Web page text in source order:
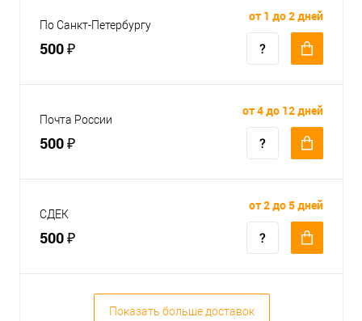
По Санкт-Петербургу
500 ₽
от 1 до 2 дней
Почта России
500 ₽
от 4 до 12 дней
СДЕК
500 ₽
от 2 до 5 дней
Показать больше доставок